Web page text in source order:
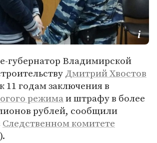
губернатор Владимирской
Дмитрий Хвостов
11 годам заключения в
режимаи штрафу в более
рублей, сообщили
Следственном комитете